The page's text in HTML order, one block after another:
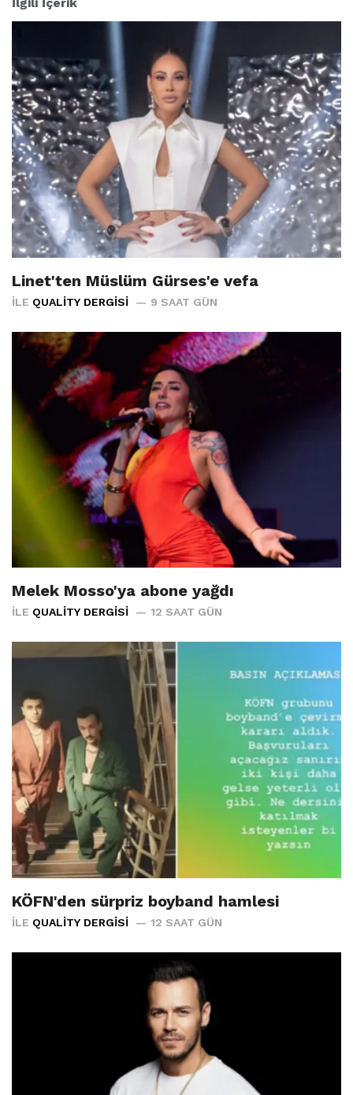
İlgili İçerik
Linet'ten Müslüm Gürses'e vefa
İLE QUALITY DERGISI 9 SAAT GÜN
Melek Mosso'ya abone yağdı
İLE QUALITY DERGISI 12 SAAT GÜN
KÖFN'den sürpriz boyband hamlesi
İLE QUALITY DERGISI 12 SAAT GÜN